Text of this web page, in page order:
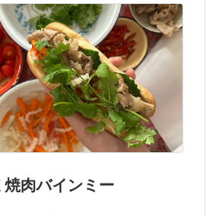
焼肉バインミー